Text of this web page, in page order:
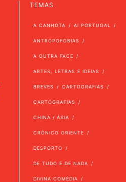
TEMAS
A CANHOTA AI PORTUGAL
ANTROPOFOBIAS
A OUTRA FACE
ARTES, LETRAS E IDEIAS
BREVES CARTOGRAFIAS
CARTOGRAFIAS
CHINA / ÁSIA
CRÓNICO ORIENTE
DESPORTO
DE TUDO E DE NADA
DIVINA COMÉDIA